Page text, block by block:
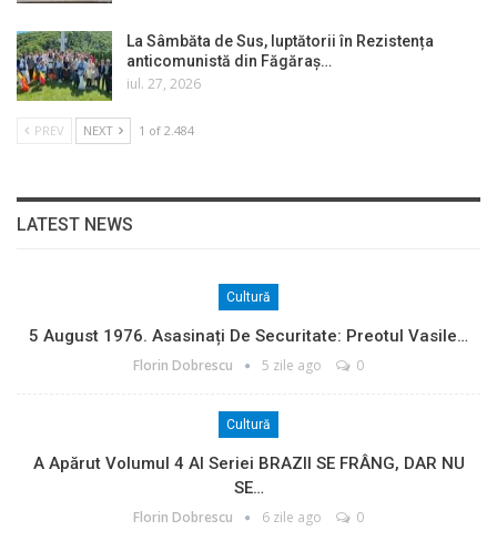
La Sâmbăta de Sus, luptătorii în Rezistența
anticomunistă din Făgăraș…
iul. 27, 2026
PREV NEXT 1 of 2.484
LATEST NEWS
Cultură
5 August 1976. Asasinați De Securitate: Preotul Vasile…
Florin Dobrescu 5 zile ago 0
Cultură
A Apărut Volumul 4 Al Seriei BRAZII SE FRÂNG, DAR NU
SE…
Florin Dobrescu 6 zile ago 0